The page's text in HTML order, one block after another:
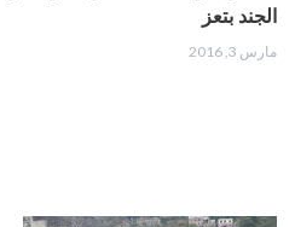
الجند بتعز
مارس 3, 2016